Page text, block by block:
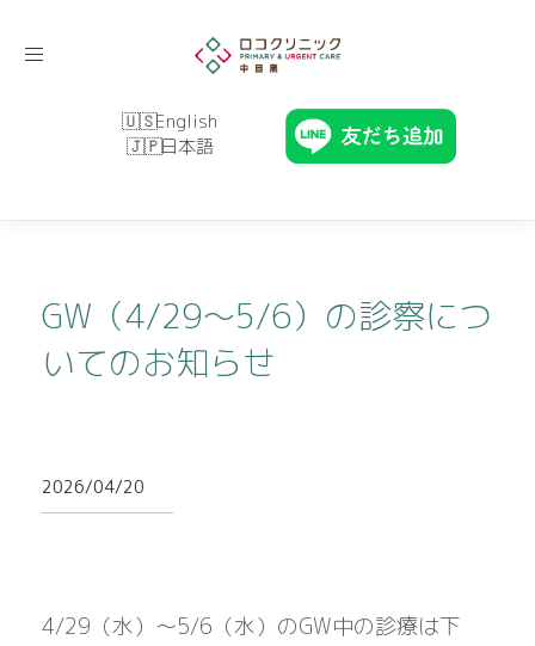
Toggle
English
日本語
GW（4/29～5/6）の診察につ
いてのお知らせ
2026/04/20
4/29（水）〜5/6（水）のGW中の診療は下